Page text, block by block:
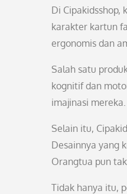
Di
karakter kartun
ergonomis dan
Salah satu
kognitif dan
imajinasi
Selain itu,
Desainnya yang
Orangtua pun
Tidak hanya itu,